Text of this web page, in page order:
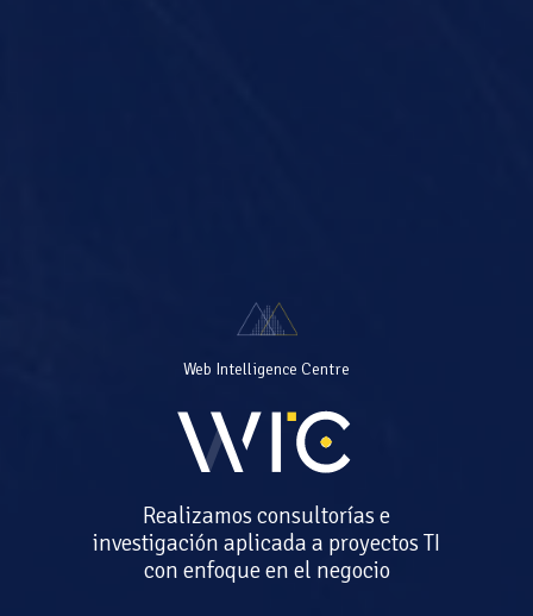
Web Intelligence Centre
Realizamos consultorías e
investigación aplicada a proyectos TI
con enfoque en el negocio